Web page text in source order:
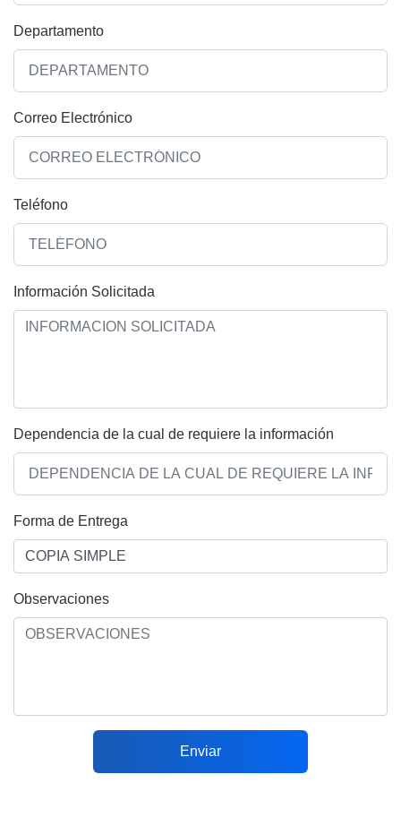
Departamento
Correo Electrónico
Teléfono
Información Solicitada
Dependencia de la cual de requiere la información
Forma de Entrega
Observaciones
Enviar